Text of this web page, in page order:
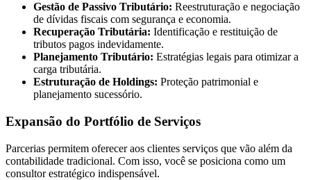
Gestão de Passivo Tributário: Reestruturação e negociação
de dívidas fiscais com segurança e economia.
Recuperação Tributária: Identificação e restituição de
tributos pagos indevidamente.
Planejamento Tributário: Estratégias legais para otimizar a
carga tributária.
Estruturação de Holdings: Proteção patrimonial e
planejamento sucessório.
Expansão do Portfólio de Serviços
Parcerias permitem oferecer aos clientes serviços que vão além da
contabilidade tradicional. Com isso, você se posiciona como um
consultor estratégico indispensável.